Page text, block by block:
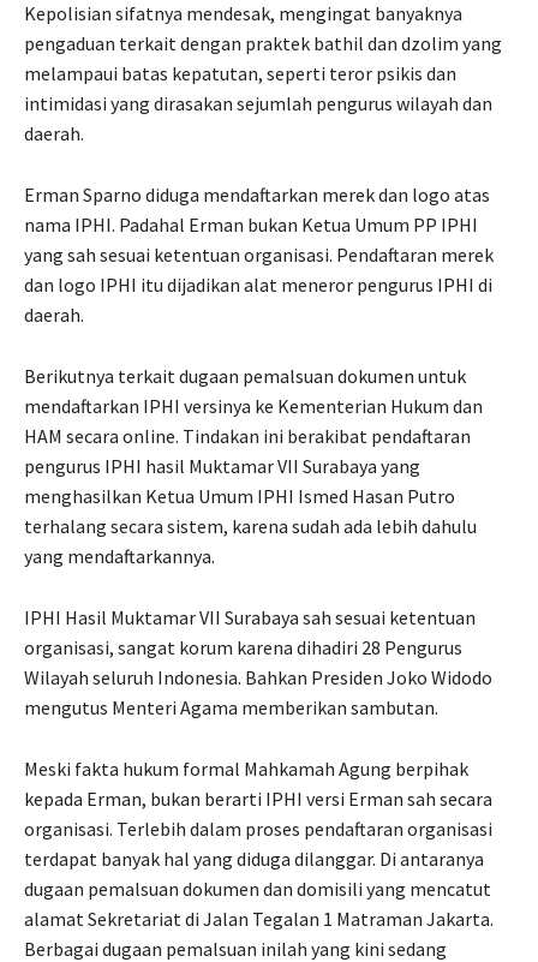
Kepolisian sifatnya mendesak, mengingat banyaknya
pengaduan terkait dengan praktek bathil dan dzolim yang
melampaui batas kepatutan, seperti teror psikis dan
intimidasi yang dirasakan sejumlah pengurus wilayah dan
daerah.
Erman Sparno diduga mendaftarkan merek dan logo atas
nama IPHI. Padahal Erman bukan Ketua Umum PP IPHI
yang sah sesuai ketentuan organisasi. Pendaftaran merek
dan logo IPHI itu dijadikan alat meneror pengurus IPHI di
daerah.
Berikutnya terkait dugaan pemalsuan dokumen untuk
mendaftarkan IPHI versinya ke Kementerian Hukum dan
HAM secara online. Tindakan ini berakibat pendaftaran
pengurus IPHI hasil Muktamar VII Surabaya yang
menghasilkan Ketua Umum IPHI Ismed Hasan Putro
terhalang secara sistem, karena sudah ada lebih dahulu
yang mendaftarkannya.
IPHI Hasil Muktamar VII Surabaya sah sesuai ketentuan
organisasi, sangat korum karena dihadiri 28 Pengurus
Wilayah seluruh Indonesia. Bahkan Presiden Joko Widodo
mengutus Menteri Agama memberikan sambutan.
Meski fakta hukum formal Mahkamah Agung berpihak
kepada Erman, bukan berarti IPHI versi Erman sah secara
organisasi. Terlebih dalam proses pendaftaran organisasi
terdapat banyak hal yang diduga dilanggar. Di antaranya
dugaan pemalsuan dokumen dan domisili yang mencatut
alamat Sekretariat di Jalan Tegalan 1 Matraman Jakarta.
Berbagai dugaan pemalsuan inilah yang kini sedang